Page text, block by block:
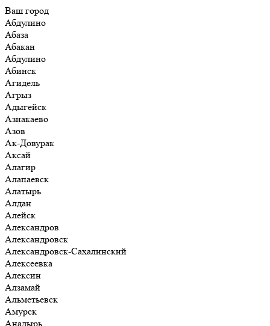
Ваш город
Абдулино
Абаза
Абакан
Абдулино
Абинск
Агидель
Агрыз
Адыгейск
Азнакаево
Азов
Ак-Довурак
Аксай
Алагир
Алапаевск
Алатырь
Алдан
Алейск
Александров
Александровск
Александровск-Сахалинский
Алексеевка
Алексин
Алзамай
Альметьевск
Амурск
Анадырь